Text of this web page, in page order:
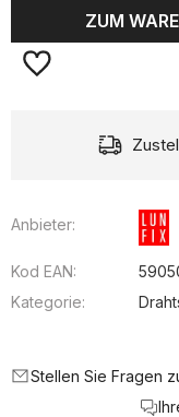
ZUM
Anbieter:
Kod EAN:
Kategorie:
Stellen Sie Fragen